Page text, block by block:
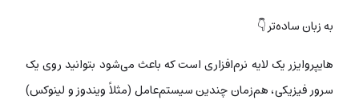
به زبان ساده‌تر 👇
هایپروایزر یک لایه نرم‌افزاری است که باعث می‌شود بتوانید روی یک
سرور فیزیکی، هم‌زمان چندین سیستم‌عامل (مثلاً ویندوز و لینوکس)